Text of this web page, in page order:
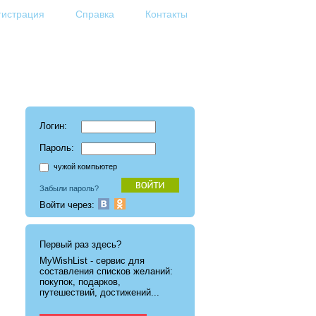
Справка Контакты
Логин:
Пароль:
чужой компьютер
Забыли пароль?
Войти через:
Первый раз здесь?
MyWishList - cервис для
составления списков желаний:
покупок, подарков,
путешествий, достижений...